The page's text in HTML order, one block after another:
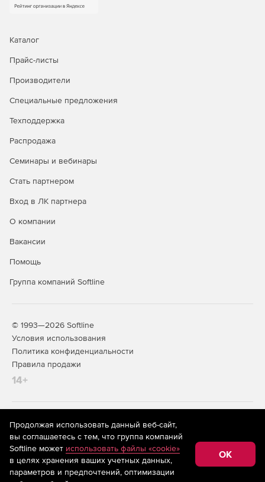
Каталог
Прайс-листы
Производители
Специальные предложения
Техподдержка
Распродажа
Семинары и вебинары
Стать партнером
Вход в ЛК партнера
О компании
Вакансии
Помощь
Группа компаний Softline
© 1993—2026 Softline
Условия использования
Политика конфиденциальности
Правила продажи
14+
На информационном ресурсе store.softline.ru применяются
рекомендательные технологии
(информационные технологии
предоставления информации на основе сбора,
систематизации и анализа сведений, относящихся к
предпочтениям пользователей сети «Интернет»,
находящихся на территории Российской Федерации)
Продолжая использовать данный веб-сайт,
вы соглашаетесь с тем, что группа компаний
Softline может использовать файлы «cookie»
в целях хранения ваших учетных данных,
параметров и предпочтений, оптимизации
OK